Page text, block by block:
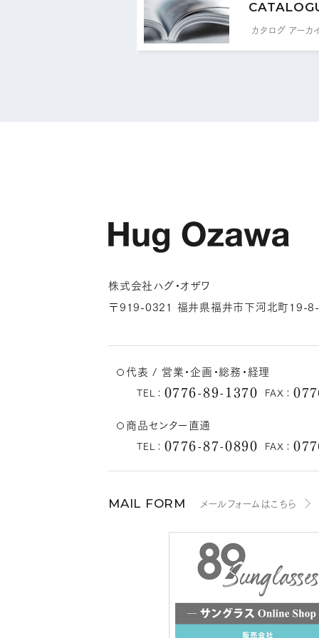
カタログ アーカ
株式会社ハグ・オザワ
〒919-0321 福井県福井市下河北町19-
代表 / 営業・企画・総務・経理
TEL： 0776-89-1370 FAX：
商品センター直通
TEL： 0776-87-0890 FAX：
MAIL FORM メールフォームはこちら